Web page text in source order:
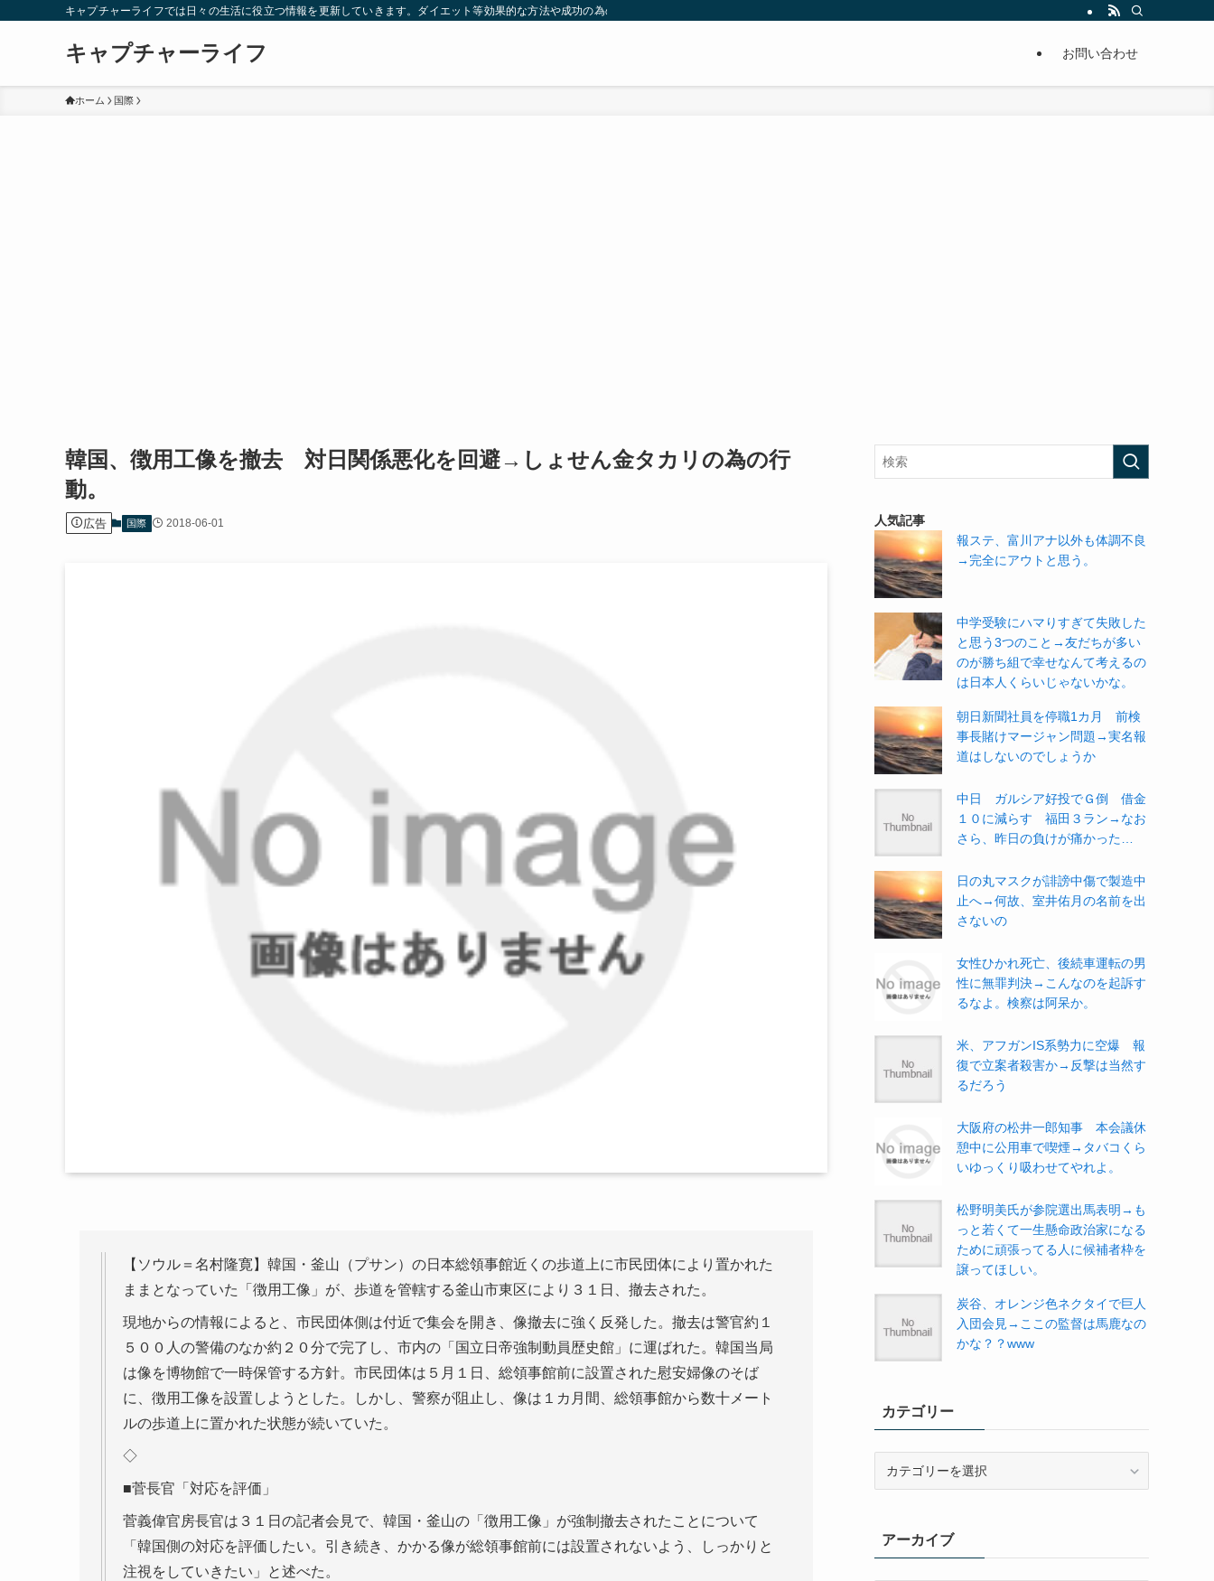
キャプチャーライフでは日々の生活に役立つ情報を更新していきます。ダイエット等効果的な方法や成功の為の秘訣等。太ったり悩んでいる方々が簡単に痩せることが出来るように分かりやすくまとめています。
キャプチャーライフ お問い合わせ
ホーム 国際
韓国、徴用工像を撤去 対日関係悪化を回避→しょせん金タカリの為の行
動。
広告 国際 2018-06-01
【ソウル＝名村隆寛】韓国・釜山（プサン）の日本総領事館近くの歩道上に市民団体により置かれた
ままとなっていた「徴用工像」が、歩道を管轄する釜山市東区により３１日、撤去された。
現地からの情報によると、市民団体側は付近で集会を開き、像撤去に強く反発した。撤去は警官約１
５００人の警備のなか約２０分で完了し、市内の「国立日帝強制動員歴史館」に運ばれた。韓国当局
は像を博物館で一時保管する方針。市民団体は５月１日、総領事館前に設置された慰安婦像のそば
に、徴用工像を設置しようとした。しかし、警察が阻止し、像は１カ月間、総領事館から数十メート
ルの歩道上に置かれた状態が続いていた。
◇
■菅長官「対応を評価」
菅義偉官房長官は３１日の記者会見で、韓国・釜山の「徴用工像」が強制撤去されたことについて
「韓国側の対応を評価したい。引き続き、かかる像が総領事館前には設置されないよう、しっかりと
注視をしていきたい」と述べた。
人気記事
報ステ、富川アナ以外も体調不良
→完全にアウトと思う。
中学受験にハマりすぎて失敗した
と思う3つのこと→友だちが多い
のが勝ち組で幸せなんて考えるの
は日本人くらいじゃないかな。
朝日新聞社員を停職1カ月 前検
事長賭けマージャン問題→実名報
道はしないのでしょうか
中日 ガルシア好投でＧ倒 借金
１０に減らす 福田３ラン→なお
さら、昨日の負けが痛かった…
日の丸マスクが誹謗中傷で製造中
止へ→何故、室井佑月の名前を出
さないの
女性ひかれ死亡、後続車運転の男
性に無罪判決→こんなのを起訴す
るなよ。検察は阿呆か。
米、アフガンIS系勢力に空爆 報
復で立案者殺害か→反撃は当然す
るだろう
大阪府の松井一郎知事 本会議休
憩中に公用車で喫煙→タバコくら
いゆっくり吸わせてやれよ。
松野明美氏が参院選出馬表明→も
っと若くて一生懸命政治家になる
ために頑張ってる人に候補者枠を
譲ってほしい。
炭谷、オレンジ色ネクタイで巨人
入団会見→ここの監督は馬鹿なの
かな？？www
カテゴリー
ーアーカイブ